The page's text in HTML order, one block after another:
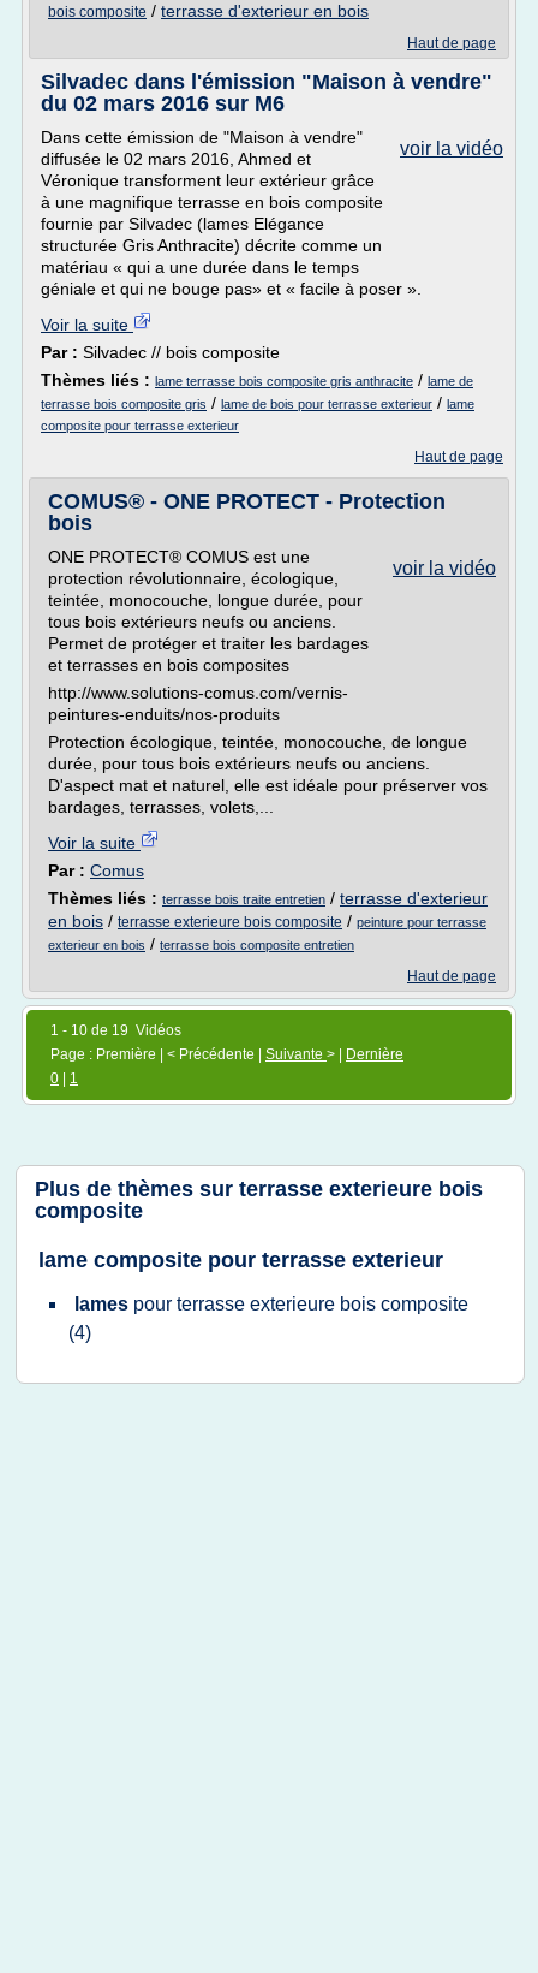
bois composite / terrasse d'exterieur en bois
Haut de page
Silvadec dans l'émission "Maison à vendre"
du 02 mars 2016 sur M6
voir la vidéo
Dans cette émission de "Maison à vendre"
diffusée le 02 mars 2016, Ahmed et
Véronique transforment leur extérieur grâce
à une magnifique terrasse en bois composite
fournie par Silvadec (lames Elégance
structurée Gris Anthracite) décrite comme un
matériau « qui a une durée dans le temps
géniale et qui ne bouge pas» et « facile à poser ».
Voir la suite
Par : Silvadec // bois composite
Thèmes liés : lame terrasse bois composite gris anthracite / lame de
terrasse bois composite gris / lame de bois pour terrasse exterieur / lame
composite pour terrasse exterieur
Haut de page
COMUS® - ONE PROTECT - Protection
bois
voir la vidéo
ONE PROTECT® COMUS est une
protection révolutionnaire, écologique,
teintée, monocouche, longue durée, pour
tous bois extérieurs neufs ou anciens.
Permet de protéger et traiter les bardages
et terrasses en bois composites
http://www.solutions-comus.com/vernis-
peintures-enduits/nos-produits
Protection écologique, teintée, monocouche, de longue
durée, pour tous bois extérieurs neufs ou anciens.
D'aspect mat et naturel, elle est idéale pour préserver vos
bardages, terrasses, volets,...
Voir la suite
Par : Comus
Thèmes liés : terrasse bois traite entretien / terrasse d'exterieur
en bois / terrasse exterieure bois composite / peinture pour terrasse
exterieur en bois / terrasse bois composite entretien
Haut de page
1 - 10 de 19 Vidéos
Page : Première | < Précédente | Suivante > |
Dernière
0
1
Plus de thèmes sur terrasse exterieure bois
composite
lame composite pour terrasse exterieur
lames pour terrasse exterieure bois composite
(4)